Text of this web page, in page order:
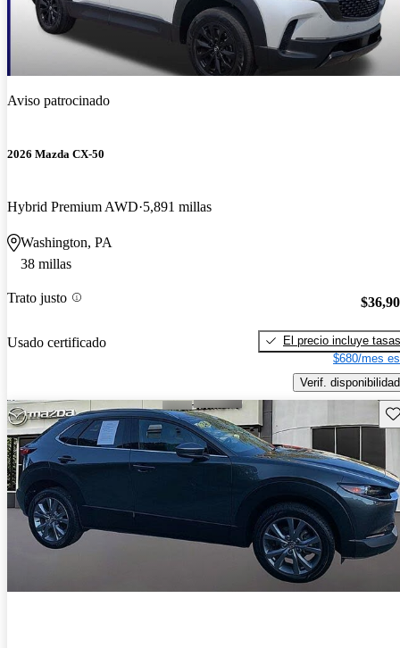
Aviso patrocinado
2026 Mazda CX-50
Hybrid Premium AWD 5,891 millas
Washington, PA
38 millas
Trato justo
Usado certificado
El precio incluye tasas
$680/mes
Verif. disponibilidad